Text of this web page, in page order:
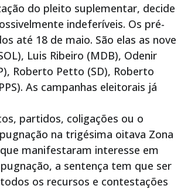
do pleito suplementar, decide
indeferíveis. Os pré-
até 18 de maio. São elas as nove
Luis Ribeiro (MDB), Odenir
Roberto Petto (SD), Roberto
As campanhas eleitorais já
partidos, coligações ou o
na trigésima oitava Zona
manifestaram interesse em
a sentença tem que ser
os recursos e contestações